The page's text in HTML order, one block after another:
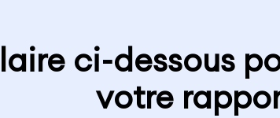
ci-dessous
votre